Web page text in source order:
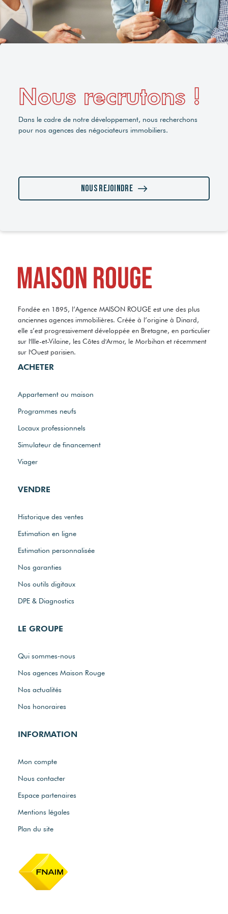
Nous recrutons !
Dans le cadre de notre développement, nous recherchons
pour nos agences des négociateurs immobiliers.
Nous rejoindre
Fondée en 1895, l’Agence MAISON ROUGE est une des plus
anciennes agences immobilières. Créée à l’origine à Dinard,
elle s’est progressivement développée en Bretagne, en particulier
sur l'Ille-et-Vilaine, les Côtes d'Armor, le Morbihan et récemment
sur l'Ouest parisien.
ACHETER
Appartement ou maison
Programmes neufs
Locaux professionnels
Simulateur de financement
Viager
VENDRE
Historique des ventes
Estimation en ligne
Estimation personnalisée
Nos garanties
Nos outils digitaux
DPE & Diagnostics
LE GROUPE
Qui sommes-nous
Nos agences Maison Rouge
Nos actualités
Nos honoraires
INFORMATION
Mon compte
Nous contacter
Espace partenaires
Mentions légales
Plan du site